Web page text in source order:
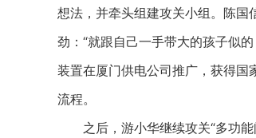
想法，并牵头组建攻关小组。陈国
劲：“就跟自己一手带大的孩子似
装置在厦门供电公司推广，获得国
流程。
之后，游小华继续攻关“多功能